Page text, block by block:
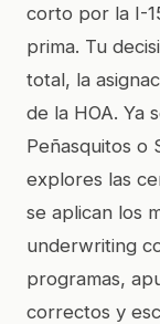
corto por la I-
prima. Tu
total, la
de la HOA. Ya
Peñasquitos o
explores las
se aplican los
underwriting
programas,
correctos y